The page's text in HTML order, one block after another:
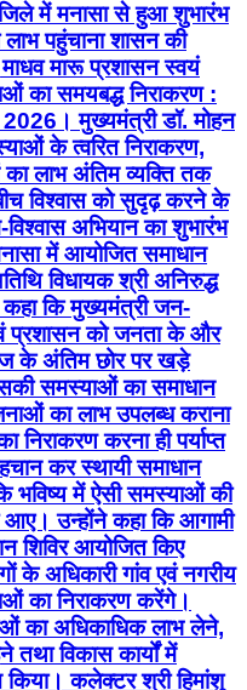
में मनासा से हुआ शुभारंभ
पहुंचाना शासन की
माधव मारू प्रशासन स्वयं
का समयबद्ध निराकरण :
मुख्यमंत्री डॉ. मोहन
के त्वरित निराकरण,
लाभ अंतिम व्यक्ति तक
विश्वास को सुदृढ़ करने के
अभियान का शुभारंभ
में आयोजित समाधान
विधायक श्री अनिरुद्ध
कि मुख्यमंत्री जन-
प्रशासन को जनता के और
के अंतिम छोर पर खड़े
समस्याओं का समाधान
का लाभ उपलब्ध कराना
करना ही पर्याप्त
कर स्थायी समाधान
भविष्य में ऐसी समस्याओं की
आए। उन्होंने कहा कि आगामी
शिविर आयोजित किए
के अधिकारी गांव एवं नगरीय
का निराकरण करेंगे।
का अधिकाधिक लाभ लेने,
विकास कार्यों में
किया। कलेक्टर श्री हिमांशु